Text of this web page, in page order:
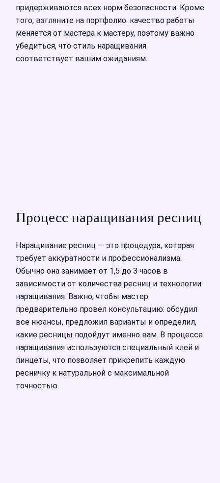
придерживаются всех норм безопасности. Кроме
того, взгляните на портфолио: качество работы
меняется от мастера к мастеру, поэтому важно
убедиться, что стиль наращивания
соответствует вашим ожиданиям.
Процесс наращивания ресниц
Наращивание ресниц — это процедура, которая
требует аккуратности и профессионализма.
Обычно она занимает от 1,5 до 3 часов в
зависимости от количества ресниц и технологии
наращивания. Важно, чтобы мастер
предварительно провел консультацию: обсудил
все нюансы, предложил варианты и определил,
какие ресницы подойдут именно вам. В процессе
наращивания используются специальный клей и
пинцеты, что позволяет прикрепить каждую
ресничку к натуральной с максимальной
точностью.